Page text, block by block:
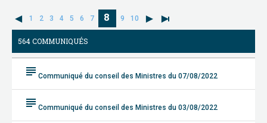
1 2 3 4 5 6 7 8 9 10
564 COMMUNIQUÉS
subject Communiqué du conseil des Ministres du 07/08/2022
subject Communiqué du conseil des Ministres du 03/08/2022